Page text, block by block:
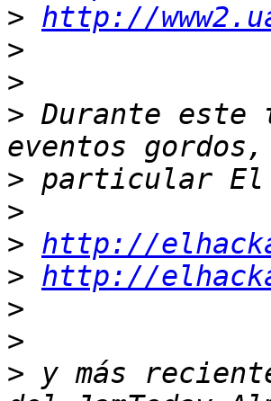
> http://
>
>
> Durante este
>
>
> http://
> http://
>
>
> y más